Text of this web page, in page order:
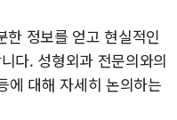
정보를 얻고 현실적인
다. 성형외과 전문의와의
에 대해 자세히 논의하는